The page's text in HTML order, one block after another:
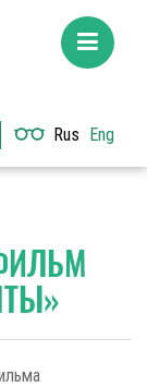
Rus Eng